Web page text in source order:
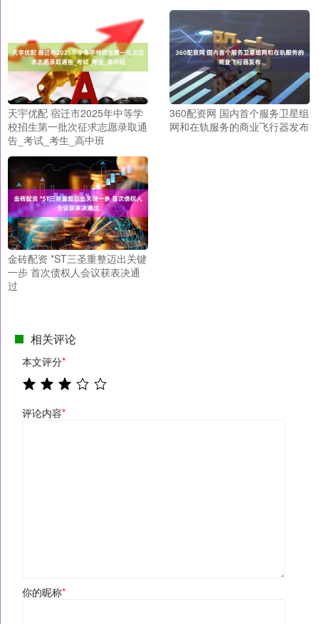
天宇优配 宿迁市2025年中等学
校招生第一批次征求志愿录取通
告_考试_考生_高中班
360配资网 国内首个服务卫星组
网和在轨服务的商业飞行器发布
金砖配资 *ST三圣重整迈出关键
一步 首次债权人会议获表决通
过
相关评论
本文评分*
评论内容*
你的昵称*